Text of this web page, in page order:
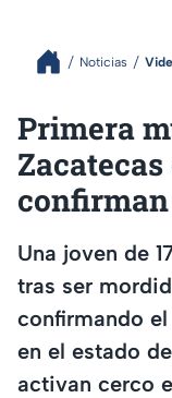
Noticias
Primera
confirman
Una joven de
tras ser
confirmando
en el estado
activan cerco